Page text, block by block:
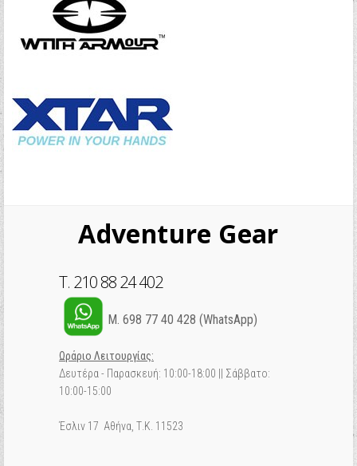
Adventure Gear
T. 210 88 24 402
M. 698 77 40 428 (WhatsApp)
Ωράριο Λειτουργίας:
Δευτέρα - Παρασκευή: 10:00-18:00 || Σάββατο:
10:00-15:00
Έσλιν 17 Αθήνα, Τ.Κ. 11523